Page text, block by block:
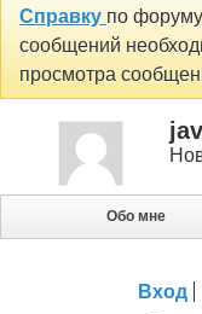
Справку по
сообщений
просмотра
Обо мне
Вход